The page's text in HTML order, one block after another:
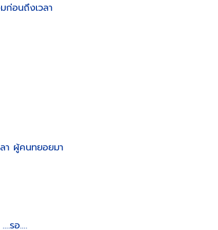
ก่อนถึงเวลา
า ผู้คนทยอยมา
….รอ….